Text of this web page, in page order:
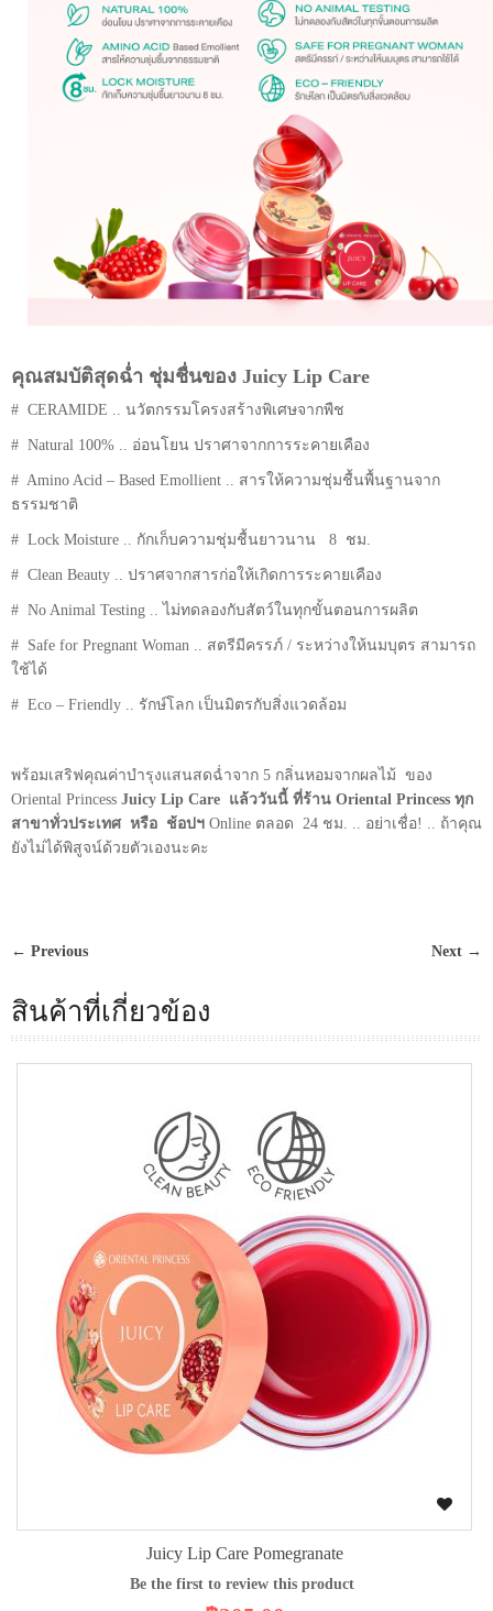
คุณสมบัติสุดฉ่ำ ชุ่มชื่นของ Juicy Lip Care
# CERAMIDE .. นวัตกรรมโครงสร้างพิเศษจากพืช
# Natural 100% .. อ่อนโยน ปราศาจากการระคายเคือง
# Amino Acid – Based Emollient .. สารให้ความชุ่มชื้นพื้นฐานจาก
ธรรมชาติ
# Lock Moisture .. กักเก็บความชุ่มชื้นยาวนาน 8 ชม.
# Clean Beauty .. ปราศจากสารก่อให้เกิดการระคายเคือง
# No Animal Testing .. ไม่ทดลองกับสัตว์ในทุกขั้นตอนการผลิต
# Safe for Pregnant Woman .. สตรีมีครรภ์ / ระหว่างให้นมบุตร สามารถ
ใช้ได้
# Eco – Friendly .. รักษ์โลก เป็นมิตรกับสิ่งแวดล้อม
พร้อมเสริฟคุณค่าบำรุงแสนสดฉ่ำจาก 5 กลิ่นหอมจากผลไม้ ของ
Oriental Princess Juicy Lip Care แล้ววันนี้ ที่ร้าน Oriental Princess ทุก
สาขาทั่วประเทศ หรือ ช้อปฯ Online ตลอด 24 ชม. .. อย่าเชื่อ! .. ถ้าคุณ
ยังไม่ได้พิสูจน์ด้วยตัวเองนะคะ
← Previous Next →
สินค้าที่เกี่ยวข้อง
Juicy Lip Care Pomegranate
Be the first to review this product